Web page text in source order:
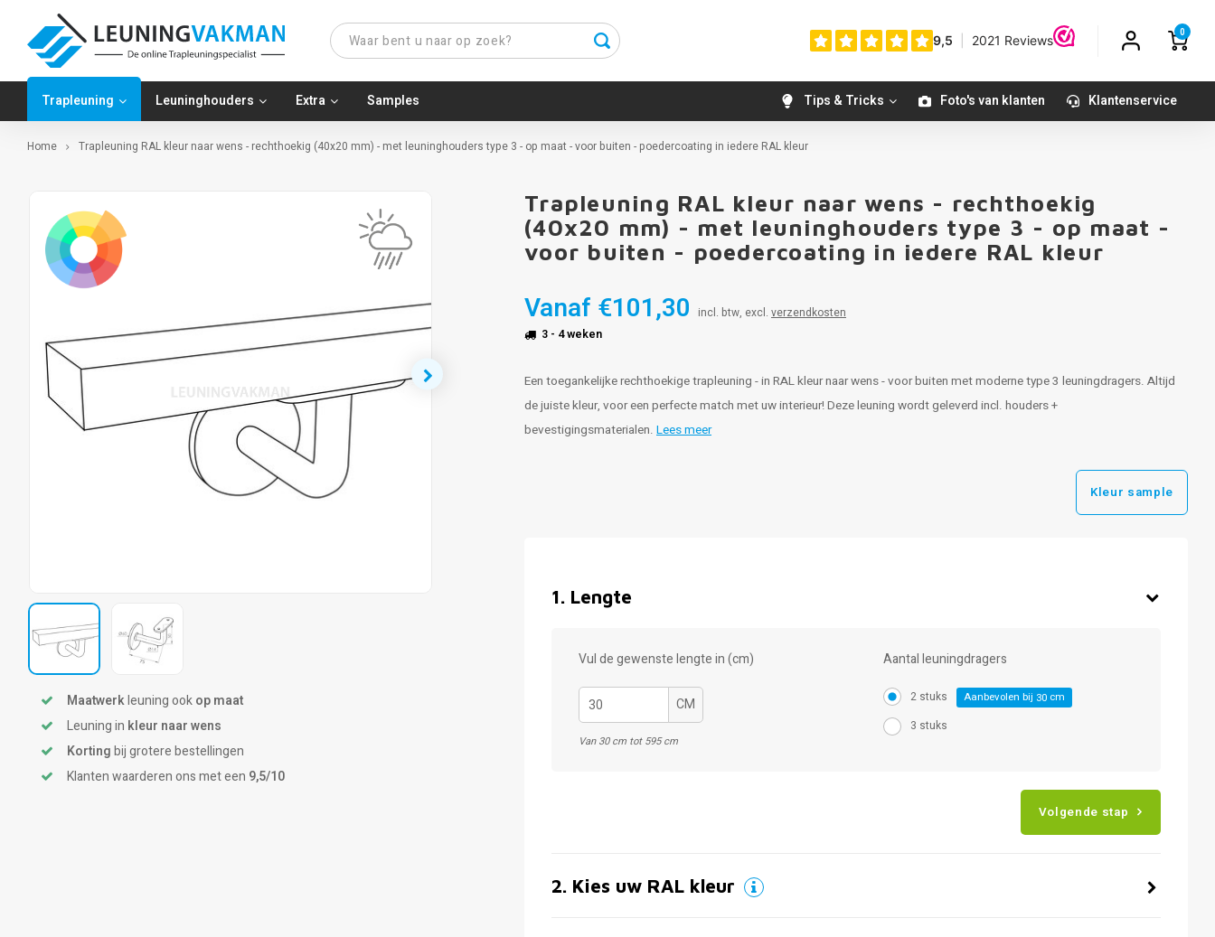
0
Trapleuning Leuninghouders Extra Samples Tips & Tricks Foto's van klanten Klantenservice
Home Trapleuning RAL kleur naar wens - rechthoekig (40x20 mm) - met leuninghouders type 3 - op maat - voor buiten - poedercoating in iedere RAL kleur
Maatwerkleuning ookop maat
Leuning in kleur naar wens
Kortingbij grotere bestellingen
Klanten waarderen ons met een 9,5/10
Trapleuning RAL kleur naar wens - rechthoekig
(40x20 mm) - met leuninghouders type 3 - op maat -
voor buiten - poedercoating in iedere RAL kleur
Vanaf €101,30 incl. btw, excl. verzendkosten
3 - 4 weken
Een toegankelijke rechthoekige trapleuning - in RAL kleur naar wens - voor buiten met moderne type 3 leuningdragers. Altijd
de juiste kleur, voor een perfecte match met uw interieur! Deze leuning wordt geleverd incl. houders +
bevestigingsmaterialen. Lees meer
Kleur sample
1. Lengte
Vul de gewenste lengte in (cm)
CM
Van 30 cm tot 595 cm
Aantal leuningdragers
2 stuks Aanbevolen bij 30 cm
3 stuks
Volgende stap
2. Kies uw RAL kleur